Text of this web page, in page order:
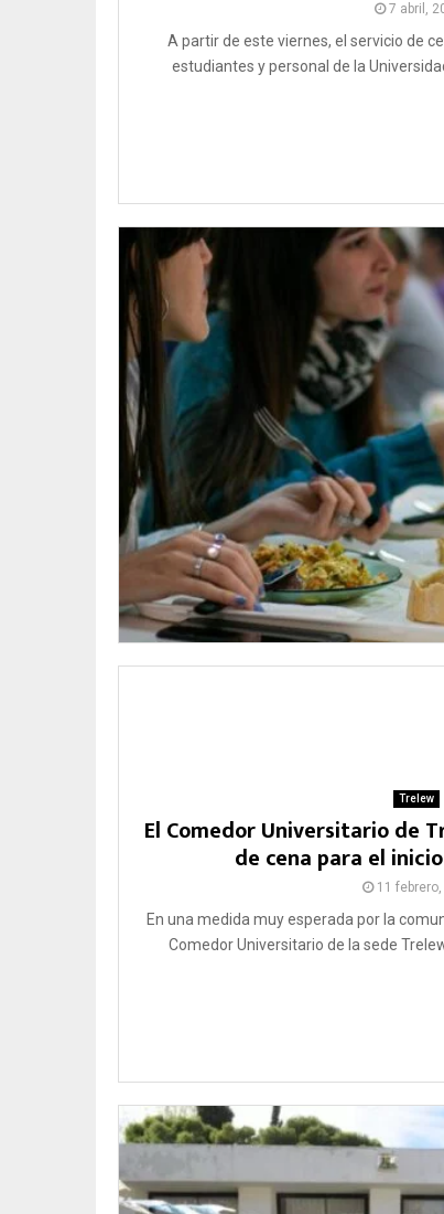
7 abril,
A partir de este viernes, el servicio de
estudiantes y personal de la
Trelew
El Comedor Universitario de
de cena para el
11
En una medida muy esperada por la
Comedor Universitario de la sede